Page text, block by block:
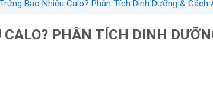
Bao Nhiêu Calo? Phân Tích Dinh Dưỡng & Cách
CALO? PHÂN TÍCH DINH